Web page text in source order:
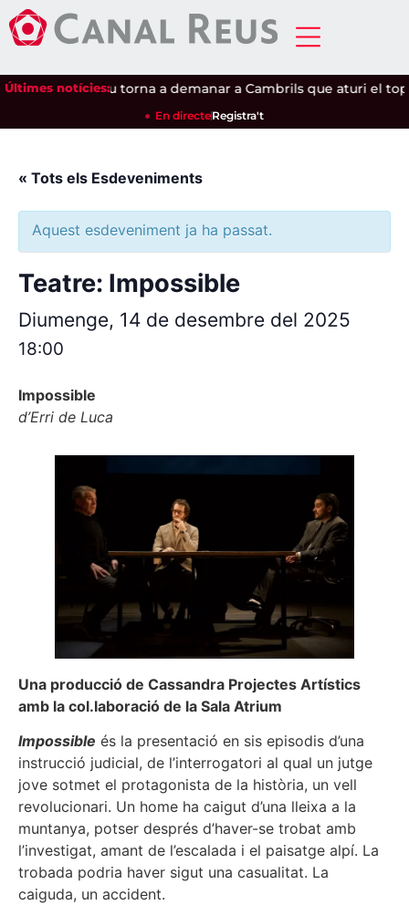
Últimes notícies:
|Salou torna a demanar a Cambrils que aturi el top
En directeRegistra't
« Tots els Esdeveniments
Aquest esdeveniment ja ha passat.
Teatre: Impossible
Diumenge, 14 de desembre del 2025
18:00
Impossible
d’Erri de Luca
Una producció de Cassandra Projectes Artístics
amb la col.laboració de la Sala Atrium
Impossible és la presentació en sis episodis d’una
instrucció judicial, de l’interrogatori al qual un jutge
jove sotmet el protagonista de la història, un vell
revolucionari. Un home ha caigut d’una lleixa a la
muntanya, potser després d’haver-se trobat amb
l’investigat, amant de l’escalada i el paisatge alpí. La
trobada podria haver sigut una casualitat. La
caiguda, un accident.